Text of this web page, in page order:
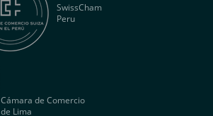
SwissCham
Peru
Cámara de Comercio
de Lima